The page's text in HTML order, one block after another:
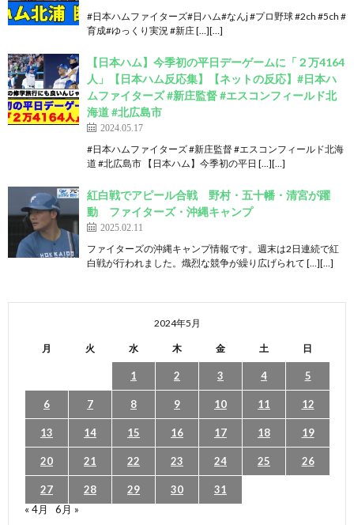
#日本ハムファイターズ#日ハム#なんj #プロ野球 #2ch #5ch #
育成#ゆっくり実況 #新庄 […][…]
【日本ハム】今季初の平日デーゲームに「２万4164
人」【日本ハム反応集】【ネットの反応】#日本ハ
ムファイターズ #新庄監督 #エスコンフィールド北
海道 #北広島市
2024.05.17
#日本ハムファイターズ #新庄監督 #エスコンフィールド北海
道 #北広島市 【日本ハム】今季初の平日 […][…]
紅白戦でアピール合戦 野村・五十幡・清宮が躍
動 ファイターズ・沖縄キャンプ
2025.02.11
ファイターズの沖縄キャンプ情報です。週末は2日連続で紅
白戦が行われました。熾烈な競争が繰り広げられて […][…]
2024年5月
月 火 水 木 金 土 日
1 2 3 4 5
6 7 8 9 10 11 12
13 14 15 16 17 18 19
20 21 22 23 24 25 26
27 28 29 30
31
« 4月
6月 »